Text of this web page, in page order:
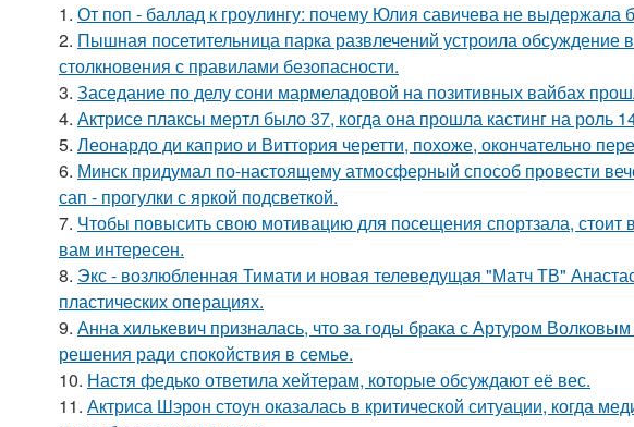
1. От поп - баллад к гроулингу: почему Юлия савичева не выдержала
2. Пышная посетительница парка развлечений устроила обсуждение
столкновения с правилами безопасности.
3. Заседание по делу сони мармеладовой на позитивных вайбах
4. Актрисе плаксы мертл было 37, когда она прошла кастинг на роль
5. Леонардо ди каприо и Виттория черетти, похоже, окончательно
6. Минск придумал по-настоящему атмосферный способ провести
сап - прогулки с яркой подсветкой.
7. Чтобы повысить свою мотивацию для посещения спортзала, стоит
вам интересен.
8. Экс - возлюбленная Тимати и новая телеведущая "Матч ТВ"
пластических операциях.
9. Анна хилькевич призналась, что за годы брака с Артуром
решения ради спокойствия в семье.
10. Настя федько ответила хейтерам, которые обсуждают её вес.
11. Актриса Шэрон стоун оказалась в критической ситуации, когда